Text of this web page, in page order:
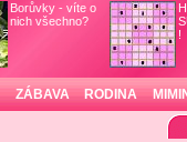
Borůvky - víte o
nich všechno?
!
ZÁBAVA RODINA